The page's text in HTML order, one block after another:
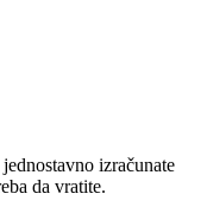
izračunate
da vratite.